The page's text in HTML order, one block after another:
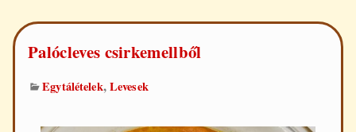
Palócleves csirkemellből
Egytálételek,Levesek